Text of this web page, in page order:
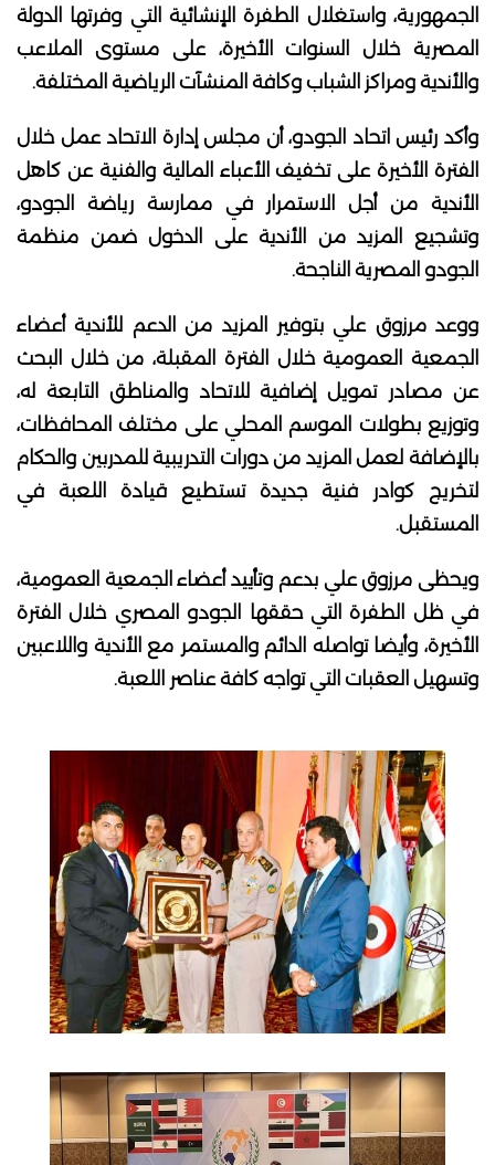
الجمهورية، واستغلال الطفرة الإنشائية التي وفرتها الدولة
المصرية خلال السنوات الأخيرة، على مستوى الملاعب
والأندية ومراكز الشباب وكافة المنشآت الرياضية المختلفة.
وأكد رئيس اتحاد الجودو، أن مجلس إدارة الاتحاد عمل خلال
الفترة الأخيرة على تخفيف الأعباء المالية والفنية عن كاهل
الأندية من أجل الاستمرار في ممارسة رياضة الجودو،
وتشجيع المزيد من الأندية على الدخول ضمن منظمة
الجودو المصرية الناجحة.
ووعد مرزوق علي بتوفير المزيد من الدعم للأندية أعضاء
الجمعية العمومية خلال الفترة المقبلة، من خلال البحث
عن مصادر تمويل إضافية للاتحاد والمناطق التابعة له،
وتوزيع بطولات الموسم المحلي على مختلف المحافظات،
بالإضافة لعمل المزيد من دورات التدريبية للمدربين والحكام
لتخريج كوادر فنية جديدة تستطيع قيادة اللعبة في
المستقبل.
ويحظى مرزوق علي بدعم وتأييد أعضاء الجمعية العمومية،
في ظل الطفرة التي حققها الجودو المصري خلال الفترة
الأخيرة، وأيضا تواصله الدائم والمستمر مع الأندية واللاعبين
وتسهيل العقبات التي تواجه كافة عناصر اللعبة.